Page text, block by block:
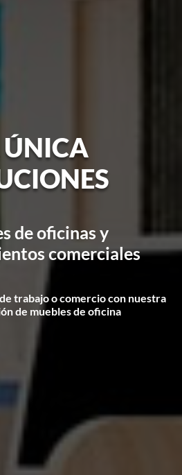
de oficinas y
comerciales
trabajo o comercio con nuestra
de muebles de oficina